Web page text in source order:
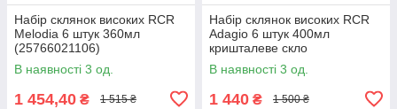
Набір склянок високих RCR
Melodia 6 штук 360мл
(25766021106)
В наявності 3 од.
1 454,40 ₴ 1 515 ₴
Набір склянок високих RCR
Adagio 6 штук 400мл
кришталеве скло
(25934020406)
В наявності 3 од.
1 440 ₴ 1 500 ₴